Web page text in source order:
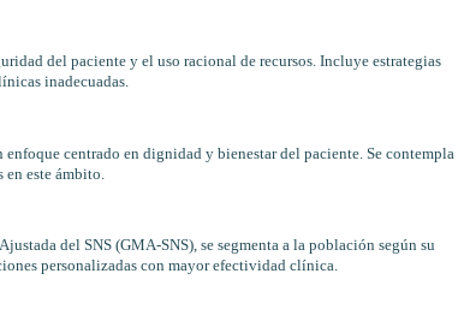
del paciente y el uso racional de recursos. Incluye estrategias
inadecuadas.
centrado en dignidad y bienestar del paciente. Se contempla
este ámbito.
del SNS (GMA-SNS), se segmenta a la población según su
personalizadas con mayor efectividad clínica.